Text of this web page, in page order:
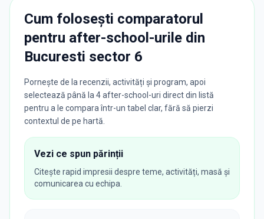
Cum folosești comparatorul
pentru after-school-urile din
Bucuresti sector 6
Pornește de la recenzii, activități și program, apoi
selectează până la 4 after-school-uri direct din listă
pentru a le compara într-un tabel clar, fără să pierzi
contextul de pe hartă.
Vezi ce spun părinții
Citește rapid impresii despre teme, activități, masă și
comunicarea cu echipa.